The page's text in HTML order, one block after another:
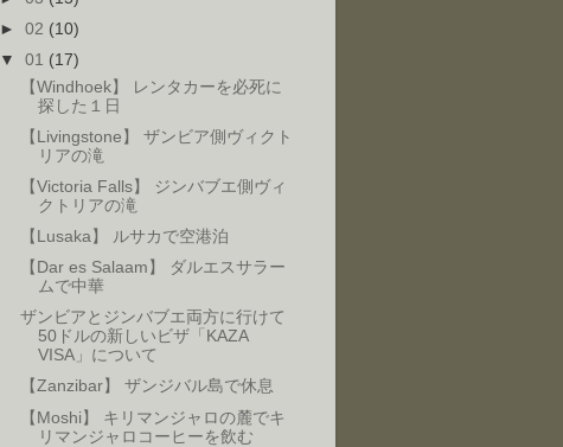
►02 (10)
▼01 (17)
【Windhoek】 レンタカーを必死に
探した１日
【Livingstone】 ザンビア側ヴィクト
リアの滝
【Victoria Falls】 ジンバブエ側ヴィ
クトリアの滝
【Lusaka】 ルサカで空港泊
【Dar es Salaam】 ダルエスサラー
ムで中華
ザンビアとジンバブエ両方に行けて
50ドルの新しいビザ「KAZA
VISA」について
【Zanzibar】 ザンジバル島で休息
【Moshi】 キリマンジャロの麓でキ
リマンジャロコーヒーを飲む